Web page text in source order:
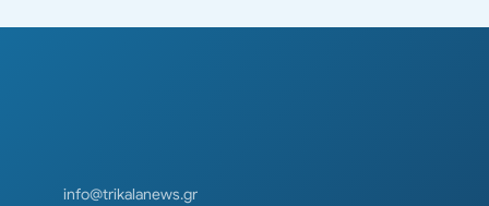
info@trikalanews.gr